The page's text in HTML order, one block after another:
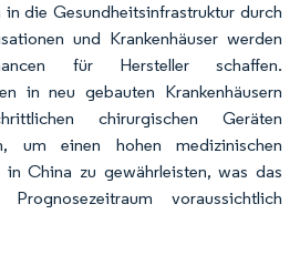
die Gesundheitsinfrastruktur durch
und Krankenhäuser werden
für Hersteller schaffen.
in neu gebauten Krankenhäusern
chirurgischen Geräten
um einen hohen medizinischen
in China zu gewährleisten, was das
voraussichtlich